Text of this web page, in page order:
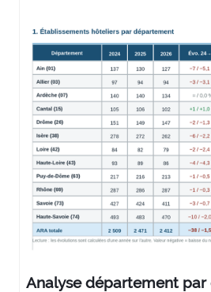
Analyse département